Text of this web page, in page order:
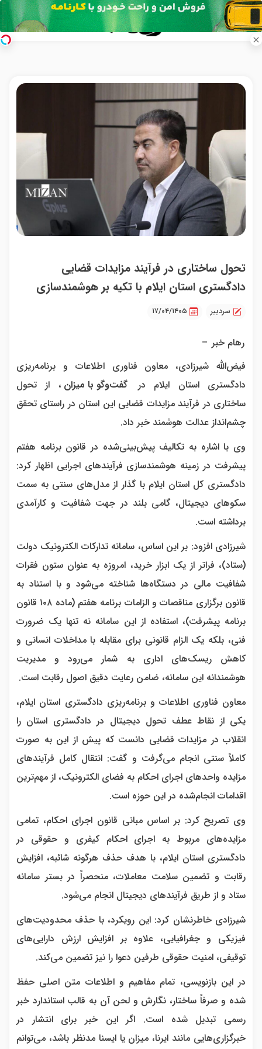
تحول ساختاری در فرآیند مزایدات قضایی
دادگستری استان ایلام با تکیه بر هوشمندسازی
سردبیر ۱۷/۰۴/۱۴۰۵
رهام خبر –
فیض‌الله شیرزادی، معاون فناوری اطلاعات و برنامه‌ریزی
دادگستری استان ایلام در
گفت‌وگو با میزان ، از تحول
ساختاری در فرآیند مزایدات قضایی این استان در راستای تحقق
چشم‌انداز عدالت هوشمند خبر داد.
وی با اشاره به تکالیف پیش‌بینی‌شده در قانون برنامه هفتم
پیشرفت در زمینه هوشمندسازی فرآیند‌های اجرایی اظهار کرد:
دادگستری کل استان ایلام با گذار از مدل‌های سنتی به سمت
سکو‌های دیجیتال، گامی بلند در جهت شفافیت و کارآمدی
برداشته است.
شیرزادی افزود: بر این اساس، سامانه تدارکات الکترونیک دولت
(ستاد)، فراتر از یک ابزار خرید، امروزه به عنوان ستون فقرات
شفافیت مالی در دستگاه‌ها شناخته می‌شود و با استناد به
قانون برگزاری مناقصات و الزامات برنامه هفتم (ماده ۱۰۸ قانون
برنامه پیشرفت)، استفاده از این سامانه نه تنها یک ضرورت
فنی، بلکه یک الزام قانونی برای مقابله با مداخلات انسانی و
کاهش ریسک‌های اداری به شمار می‌رود و مدیریت
هوشمندانه این سامانه، ضامن رعایت دقیق اصول رقابت است.
معاون فناوری اطلاعات و برنامه‌ریزی دادگستری استان ایلام،
یکی از نقاط عطف تحول دیجیتال در دادگستری استان را
انقلاب در مزایدات قضایی دانست که پیش از این به صورت
کاملاً سنتی انجام می‌گرفت و گفت: انتقال کامل فرآیند‌های
مزایده واحد‌های اجرای احکام به فضای الکترونیک، از مهم‌ترین
اقدامات انجام‌شده در این حوزه است.
وی تصریح کرد: بر اساس مبانی قانون اجرای احکام، تمامی
مزایده‌های مربوط به اجرای احکام کیفری و حقوقی در
دادگستری استان ایلام، با هدف حذف هرگونه شائبه، افزایش
رقابت و تضمین سلامت معاملات، منحصراً در بستر سامانه
ستاد و از طریق فرآیند‌های دیجیتال انجام می‌شود.
شیرزادی خاطرنشان کرد: این رویکرد، با حذف محدودیت‌های
فیزیکی و جغرافیایی، علاوه بر افزایش ارزش دارایی‌های
توقیفی، امنیت حقوقی طرفین دعوا را نیز تضمین می‌کند.
در این بازنویسی، تمام مفاهیم و اطلاعات متن اصلی حفظ
شده و صرفاً ساختار، نگارش و لحن آن به قالب استاندارد خبر
رسمی تبدیل شده است. اگر این خبر برای انتشار در
خبرگزاری‌هایی مانند ایرنا، میزان یا ایسنا مدنظر باشد، می‌توانم